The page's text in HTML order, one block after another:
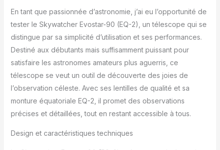
renvoi coudé 31,7 mm
monture équatoriale
EQ2, trépied en
compartiment pour
accessoires
En tant que passionnée d’astronomie, j’ai eu l’opportunité de
tester le Skywatcher Evostar-90 (EQ-2), un télescope qui se
distingue par sa simplicité d’utilisation et ses performances.
Destiné aux débutants mais suffisamment puissant pour
satisfaire les astronomes amateurs plus aguerris, ce
télescope se veut un outil de découverte des joies de
l’observation céleste. Avec ses lentilles de qualité et sa
monture équatoriale EQ-2, il promet des observations
précises et détaillées, tout en restant accessible à tous.
Design et caractéristiques techniques